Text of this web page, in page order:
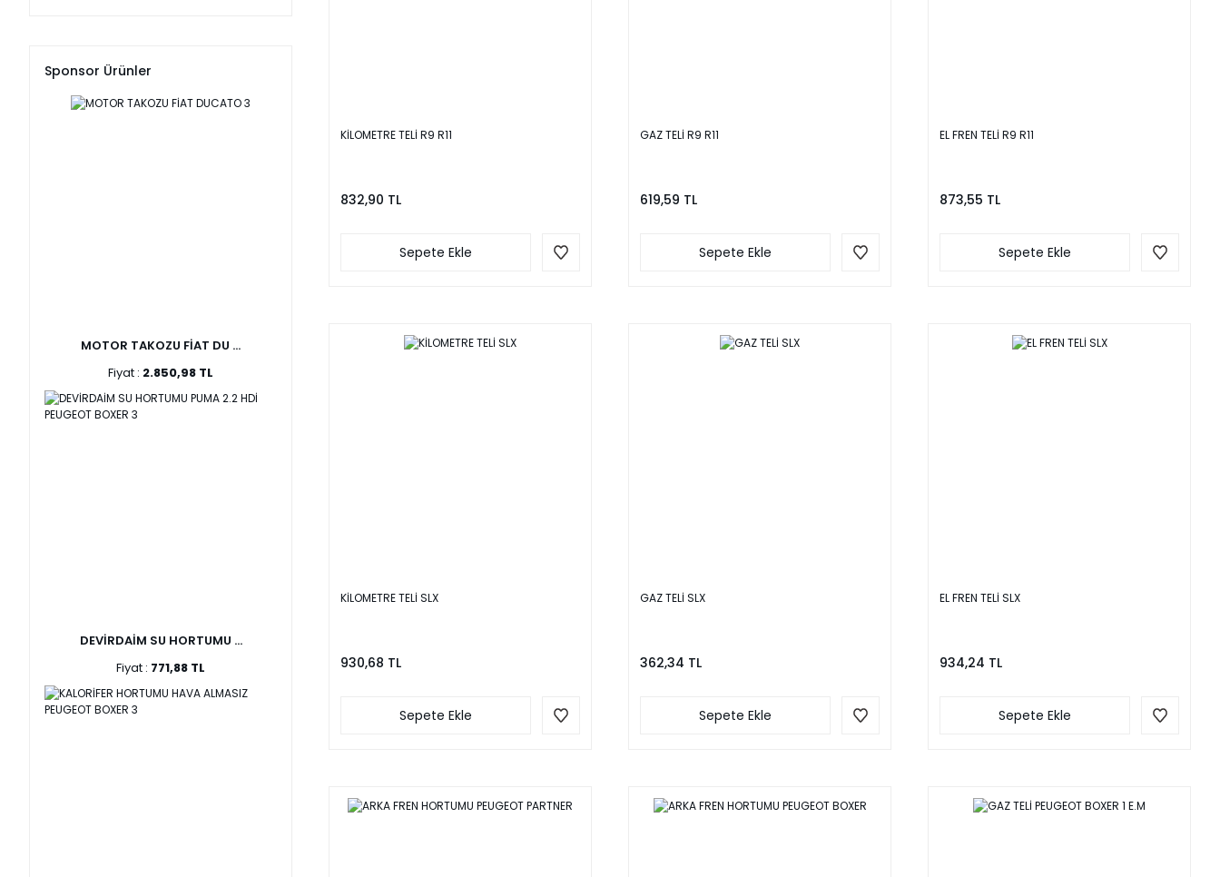
Sponsor Ürünler
MOTOR TAKOZU FİAT DU ...
Fiyat : 2.850,98 TL
DEVİRDAİM SU HORTUMU ...
Fiyat : 771,88 TL
KİLOMETRE TELİ R9 R11
832,90 TL
Sepete Ekle
GAZ TELİ R9 R11
619,59 TL
Sepete Ekle
EL FREN TELİ R9 R11
873,55 TL
Sepete Ekle
KİLOMETRE TELİ SLX
930,68 TL
Sepete Ekle
GAZ TELİ SLX
362,34 TL
Sepete Ekle
EL FREN TELİ SLX
934,24 TL
Sepete Ekle